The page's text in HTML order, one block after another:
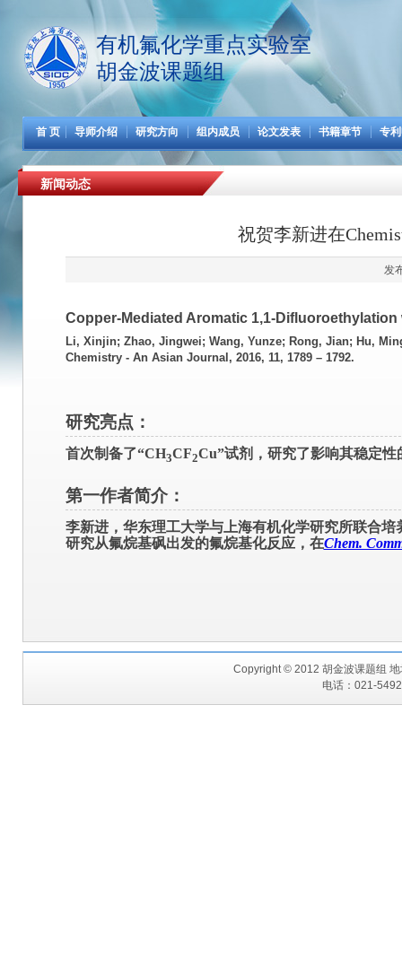
有机氟化学重点实验室
胡金波课题组
首 页 导师介绍 研究方向 组内成员 论文发表 书籍章节 专
新闻动态
祝贺李新进在
发
Copper-Mediated Aromatic 1,1-
Li, Xinjin; Zhao, Jingwei; Wang, Yunze; Rong, Jian; Hu,
Chemistry - An Asian Journal, 2016, 11, 1789 – 1792.
研究亮点：
首次制备了“CH3CF2Cu”试剂，研究了影响其稳定
第一作者简介：
李新进，华东理工大学与上海有机化学研究所联合
研究从氟烷基砜出发的氟烷基化反应，在Chem.
Copyright © 2012 胡金波课题组
电话：021-